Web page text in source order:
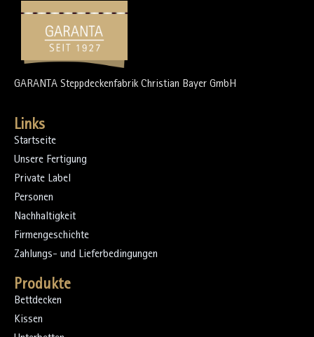
GARANTA Steppdeckenfabrik Christian Bayer GmbH
Links
Startseite
Unsere Fertigung
Private Label
Personen
Nachhaltigkeit
Firmengeschichte
Zahlungs- und Lieferbedingungen
Produkte
Bettdecken
Kissen